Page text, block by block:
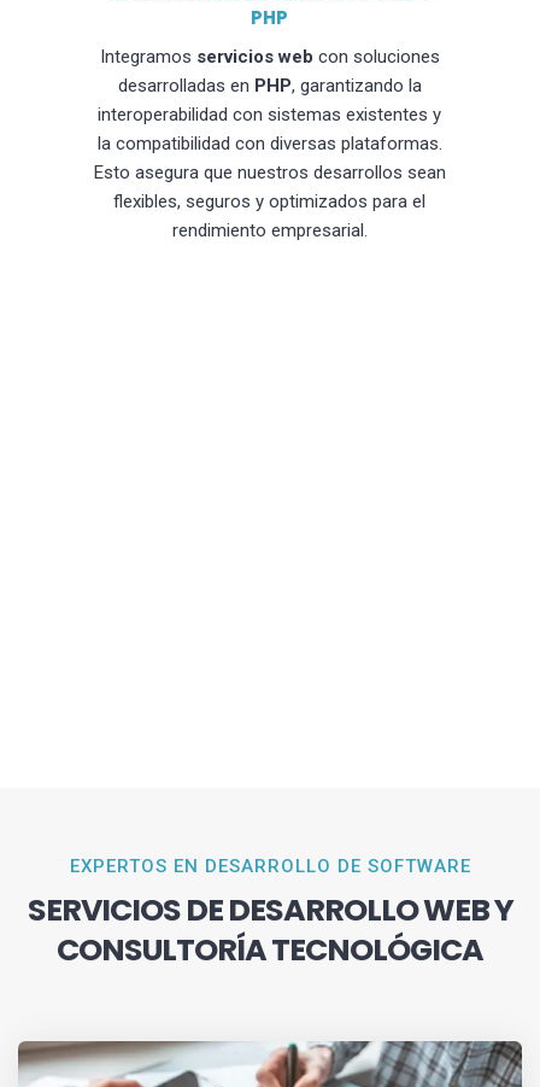
PHP
Integramos servicios web con soluciones
desarrolladas en PHP, garantizando la
interoperabilidad con sistemas existentes y
la compatibilidad con diversas plataformas.
Esto asegura que nuestros desarrollos sean
flexibles, seguros y optimizados para el
rendimiento empresarial.
EXPERTOS EN DESARROLLO DE SOFTWARE
SERVICIOS DE DESARROLLO WEB Y
CONSULTORÍA TECNOLÓGICA